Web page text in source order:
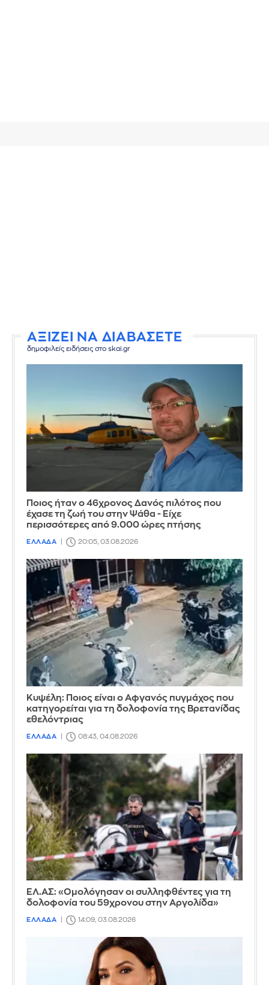
ΑΞΙΖΕΙ ΝΑ ΔΙΑΒΑΣΕΤΕ
δημοφιλείς ειδήσεις στο skai.gr
Ποιος ήταν ο 46χρονος Δανός πιλότος που
έχασε τη ζωή του στην Ψάθα - Είχε
περισσότερες από 9.000 ώρες πτήσης
ΕΛΛΑΔΑ 20:05, 03.08.2026
Κυψέλη: Ποιος είναι ο Αφγανός πυγμάχος που
κατηγορείται για τη δολοφονία της Βρετανίδας
εθελόντριας
ΕΛΛΑΔΑ 08:43, 04.08.2026
ΕΛ.ΑΣ: «Ομολόγησαν οι συλληφθέντες για τη
δολοφονία του 59χρονου στην Αργολίδα»
ΕΛΛΑΔΑ 14:09, 03.08.2026